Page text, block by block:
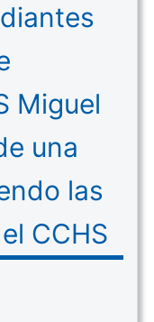
Miguel
una
las
CCHS